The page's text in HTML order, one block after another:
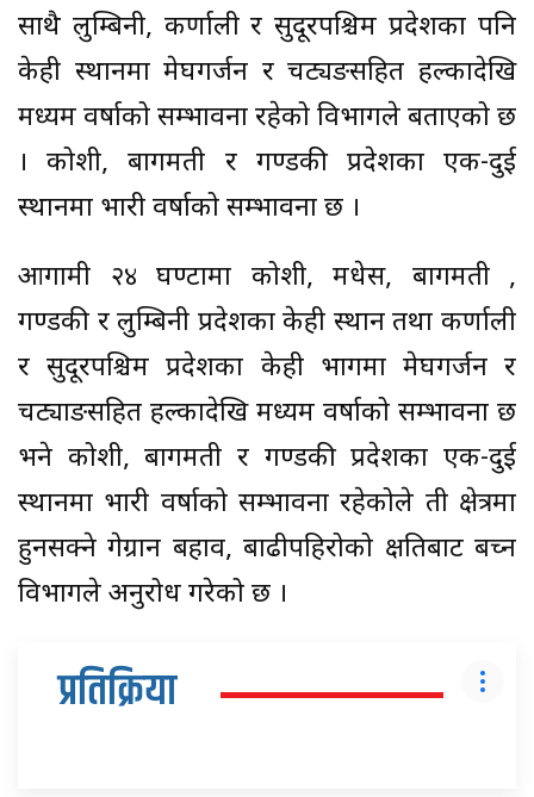
साथै लुम्बिनी, कर्णाली र सुदूरपश्चिम प्रदेशका पनि
केही स्थानमा मेघगर्जन र चट्यङसहित हल्कादेखि
मध्यम वर्षाको सम्भावना रहेको विभागले बताएको छ
। कोशी, बागमती र गण्डकी प्रदेशका एक-दुई
स्थानमा भारी वर्षाको सम्भावना छ ।
आगामी २४ घण्टामा कोशी, मधेस, बागमती ,
गण्डकी र लुम्बिनी प्रदेशका केही स्थान तथा कर्णाली
र सुदूरपश्चिम प्रदेशका केही भागमा मेघगर्जन र
चट्याङसहित हल्कादेखि मध्यम वर्षाको सम्भावना छ
भने कोशी, बागमती र गण्डकी प्रदेशका एक-दुई
स्थानमा भारी वर्षाको सम्भावना रहेकोले ती क्षेत्रमा
हुनसक्ने गेग्रान बहाव, बाढीपहिरोको क्षतिबाट बच्न
विभागले अनुरोध गरेको छ ।
प्रतिक्रिया